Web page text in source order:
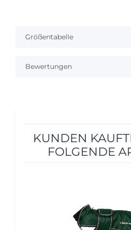
Größentabelle
Bewertungen
KUNDEN
FOLGENDE